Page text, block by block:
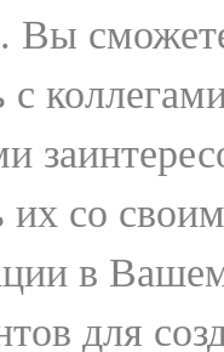
Вы
их со
в
для